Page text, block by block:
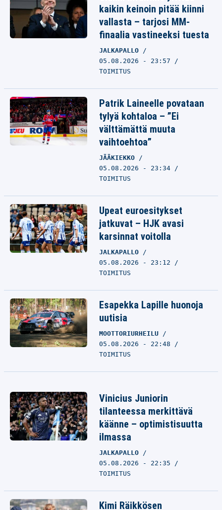
kaikin keinoin pitää kiinni
vallasta – tarjosi MM-
finaalia vastineeksi tuesta
JALKAPALLO
05.08.2026 - 23:57
TOIMITUS
Patrik Laineelle povataan
tylyä kohtaloa – ”Ei
välttämättä muuta
vaihtoehtoa”
JÄÄKIEKKO
05.08.2026 - 23:34
TOIMITUS
Upeat euroesitykset
jatkuvat – HJK avasi
karsinnat voitolla
JALKAPALLO
05.08.2026 - 23:12
TOIMITUS
Esapekka Lapille huonoja
uutisia
MOOTTORIURHEILU
05.08.2026 - 22:48
TOIMITUS
Vinicius Juniorin
tilanteessa merkittävä
käänne – optimistisuutta
ilmassa
JALKAPALLO
05.08.2026 - 22:35
TOIMITUS
Kimi Räikkösen